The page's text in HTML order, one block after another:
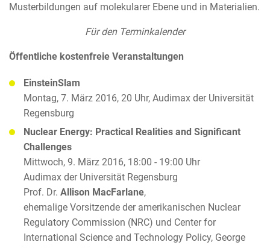
Musterbildungen auf molekularer Ebene und in Materialien.
Für den Terminkalender
Öffentliche kostenfreie Veranstaltungen
EinsteinSlam
Montag, 7. März 2016, 20 Uhr, Audimax der Universität
Regensburg
Nuclear Energy: Practical Realities and Significant
Challenges
Mittwoch, 9. März 2016, 18:00 - 19:00 Uhr
Audimax der Universität Regensburg
Prof. Dr. Allison MacFarlane,
ehemalige Vorsitzende der amerikanischen Nuclear
Regulatory Commission (NRC) und Center for
International Science and Technology Policy, George